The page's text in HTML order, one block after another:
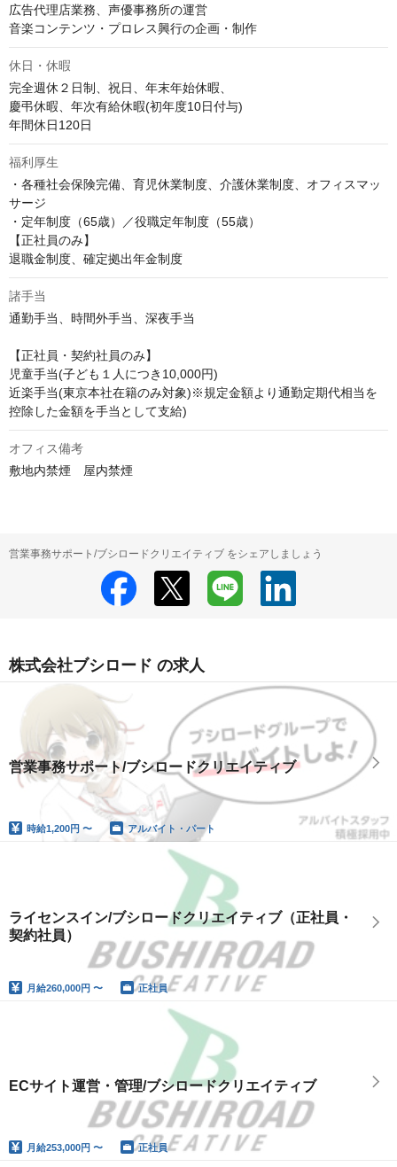
広告代理店業務、声優事務所の運営
音楽コンテンツ・プロレス興行の企画・制作
休日・休暇
完全週休２日制、祝日、年末年始休暇、
慶弔休暇、年次有給休暇(初年度10日付与)
福利厚生
・各種社会保険完備、育児休業制度、介護休業制度、オフィスマッ
サージ
・定年制度（65歳）／役職定年制度（55歳）
【正社員のみ】
退職金制度、確定拠出年金制度
諸手当
通勤手当、時間外手当、深夜手当
【正社員・契約社員のみ】
児童手当(子ども１人につき10,000円)
近楽手当(東京本社在籍のみ対象)※規定金額より通勤定期代相当を
控除した金額を手当として支給)
オフィス備考
敷地内禁煙　屋内禁煙
営業事務サポート/ブシロードクリエイティブ をシェアしましょう
株式会社ブシロード の求人
営業事務サポート/ブシロードクリエイティブ
時給1,200円 〜 アルバイト・パート
ライセンスイン/ブシロードクリエイティブ（正社員・
契約社員）
月給260,000円 〜 正社員
ECサイト運営・管理/ブシロードクリエイティブ
月給253,000円 〜 正社員